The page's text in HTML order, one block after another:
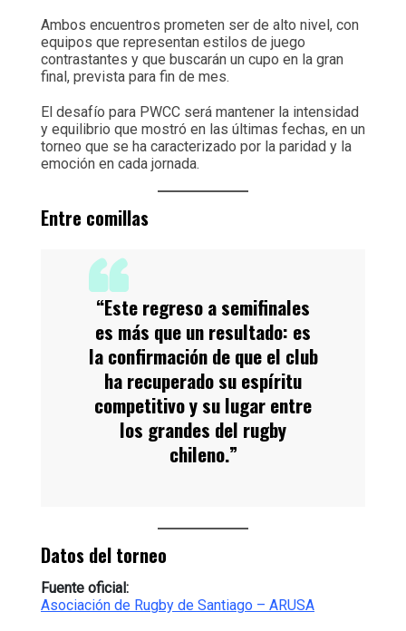
Ambos encuentros prometen ser de alto nivel, con
equipos que representan estilos de juego
contrastantes y que buscarán un cupo en la gran
final, prevista para fin de mes.
El desafío para PWCC será mantener la intensidad
y equilibrio que mostró en las últimas fechas, en un
torneo que se ha caracterizado por la paridad y la
emoción en cada jornada.
Entre comillas
“Este regreso a semifinales
es más que un resultado: es
la confirmación de que el club
ha recuperado su espíritu
competitivo y su lugar entre
los grandes del rugby
chileno.”
Datos del torneo
Fuente oficial:
Asociación de Rugby de Santiago – ARUSA